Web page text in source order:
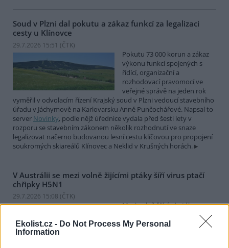
Ekolist.cz - Do Not Process My Personal
Information
Soud v Plzni dal pokutu a zákaz funkcí za legalizaci
cesty u Klínovce
29.7.2026 15:51 (ČTK)
Pokutu 73 000 korun a zákaz
výkonu funkcí spojených s
řídící, organizační a
rozhodovací pravomocí ve
veřejné správě na jeden rok
vyměřil v odvolacím řízení Krajský soud v Plzni vedoucí stavebního
úřadu v Jáchymově na Karlovarsku Anně Punčochářové. Napsal to
server Novinky, podle nějž úřednice vydala před šesti lety v
rozporu se stavebním zákonem několik rozhodnutí ve snaze
legalizovat načerno budovanou lesní cestu klíčovou pro propojení
soukromých skiareálů Klínovec a Neklid v Krušných horách.
V Austrálii se mezi volně žijícími ptáky šíří virus ptačí
chřipky H5N1
29.7.2026 15:08 (ČTK)
Mezi volně žijícími ptáky v
Austrálii se začal šířit vysoce
nakažlivý virus ptačí chřipky